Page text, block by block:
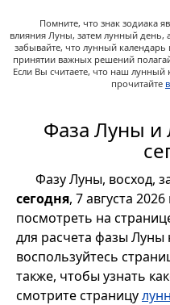
Помните, что знак зодиака
влияния Луны, затем лунный
забывайте, что лунный
принятии важных решений
Если Вы считаете, что наш лунный
прочитайте
Фаза Луны и
Фазу Луны, восход,
сегодня, 7 августа
посмотреть на
для расчета фазы Луны
воспользуйтесь
также, чтобы узнать
смотрите страницу